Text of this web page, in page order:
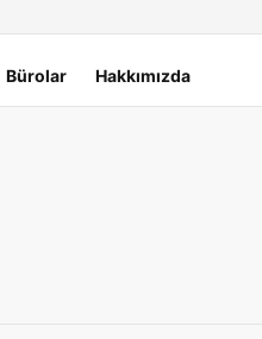
Bürolar Hakkımızda